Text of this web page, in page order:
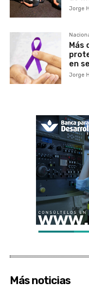
Jorge
Más
en
Jorge
Más noticias